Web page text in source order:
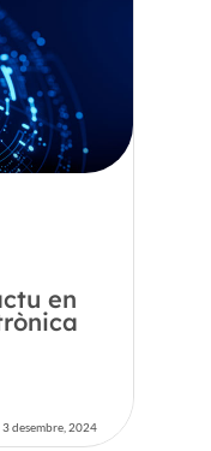
en
3 desembre, 2024